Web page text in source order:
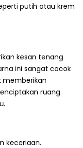
putih atau krem
kesan tenang
ini sangat cocok
memberikan
ruang
keceriaan.